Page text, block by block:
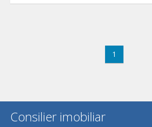
1
Consilier imobiliar